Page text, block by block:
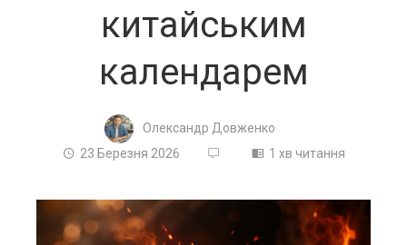
китайським
календарем
Олександр Довженко
23 Березня 2026
1 хв читання